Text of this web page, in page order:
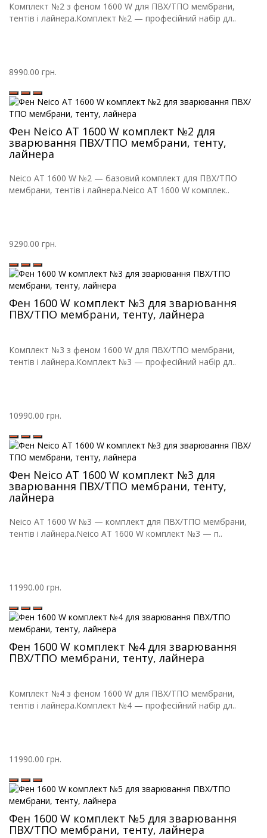
Комплект №2 з феном 1600 W для ПВХ/ТПО мембрани,
тентів і лайнера.Комплект №2 — професійний набір дл..
8990.00 грн.
Фен Neico AT 1600 W комплект №2 для
зварювання ПВХ/ТПО мембрани, тенту,
лайнера
Neico AT 1600 W №2 — базовий комплект для ПВХ/ТПО
мембрани, тентів і лайнера.Neico AT 1600 W комплек..
9290.00 грн.
Фен 1600 W комплект №3 для зварювання
ПВХ/ТПО мембрани, тенту, лайнера
Комплект №3 з феном 1600 W для ПВХ/ТПО мембрани,
тентів і лайнера.Комплект №3 — професійний набір дл..
10990.00 грн.
Фен Neico AT 1600 W комплект №3 для
зварювання ПВХ/ТПО мембрани, тенту,
лайнера
Neico AT 1600 W №3 — комплект для ПВХ/ТПО мембрани,
тентів і лайнера.Neico AT 1600 W комплект №3 — п..
11990.00 грн.
Фен 1600 W комплект №4 для зварювання
ПВХ/ТПО мембрани, тенту, лайнера
Комплект №4 з феном 1600 W для ПВХ/ТПО мембрани,
тентів і лайнера.Комплект №4 — професійний набір дл..
11990.00 грн.
Фен 1600 W комплект №5 для зварювання
ПВХ/ТПО мембрани, тенту, лайнера